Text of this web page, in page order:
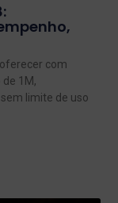
com
1M,
limite de uso